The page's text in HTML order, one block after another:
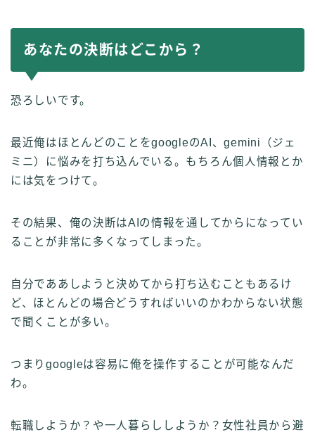
あなたの決断はどこから？
恐ろしいです。
最近俺はほとんどのことをgoogleのAI、gemini（ジェ
ミニ）に悩みを打ち込んでいる。もちろん個人情報とか
には気をつけて。
その結果、俺の決断はAIの情報を通してからになってい
ることが非常に多くなってしまった。
自分でああしようと決めてから打ち込むこともあるけ
ど、ほとんどの場合どうすればいいのかわからない状態
で聞くことが多い。
つまりgoogleは容易に俺を操作することが可能なんだ
わ。
転職しようか？や一人暮らししようか？女性社員から避